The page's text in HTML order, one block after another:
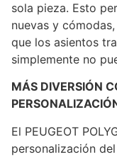
sola pieza. Esto
nuevas y
que los asientos
simplemente no
MÁS DIVERSIÓN
El PEUGEOT
personalización